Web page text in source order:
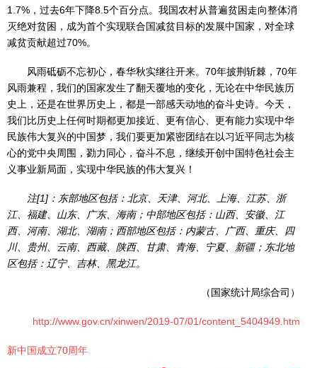
1.7%，过去6年下降8.5个百分点。我国农村从普遍贫困走向整体消
灭绝对贫困，成为首个实现联合国减贫目标的发展中国家，对全球
减贫贡献超过70%。
风雨砥砺不忘初心，春华秋实继往开来。70年披荆斩棘，70年
风雨兼程，我们的国家发生了翻天覆地的变化，无论在中华民族历
史上，还是在世界历史上，都是一部感天动地的奋斗史诗。今天，
我们比历史上任何时期都更加接近、更有信心、更有能力实现中华
民族伟大复兴的中国梦，我们要更加紧密团结在以习近平同志为核
心的党中央周围，勠力同心，奋斗不息，继续开创中国特色社会主
义事业新局面，实现中华民族的伟大复兴！
注[1]：东部地区包括：北京、天津、河北、上海、江苏、浙
江、福建、山东、广东、海南；中部地区包括：山西、安徽、江
西、河南、湖北、湖南；西部地区包括：内蒙古、广西、重庆、四
川、贵州、云南、西藏、陕西、甘肃、青海、宁夏、新疆；东北地
区包括：辽宁、吉林、黑龙江。
（国家统计局综合司）
http://www.gov.cn/xinwen/2019-07/01/content_5404949.htm
新中国成立70周年